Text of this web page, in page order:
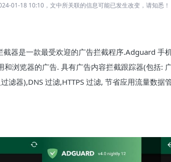
01-18 10:10，文中所关联的信息可能已发生改变，请知悉！
器是一款最受欢迎的广告拦截程序.Adguard 手
和浏览器的广告. 具有广告内容拦截跟踪器(包括:
滤器),DNS 过滤,HTTPS 过滤, 节省应用流量数据